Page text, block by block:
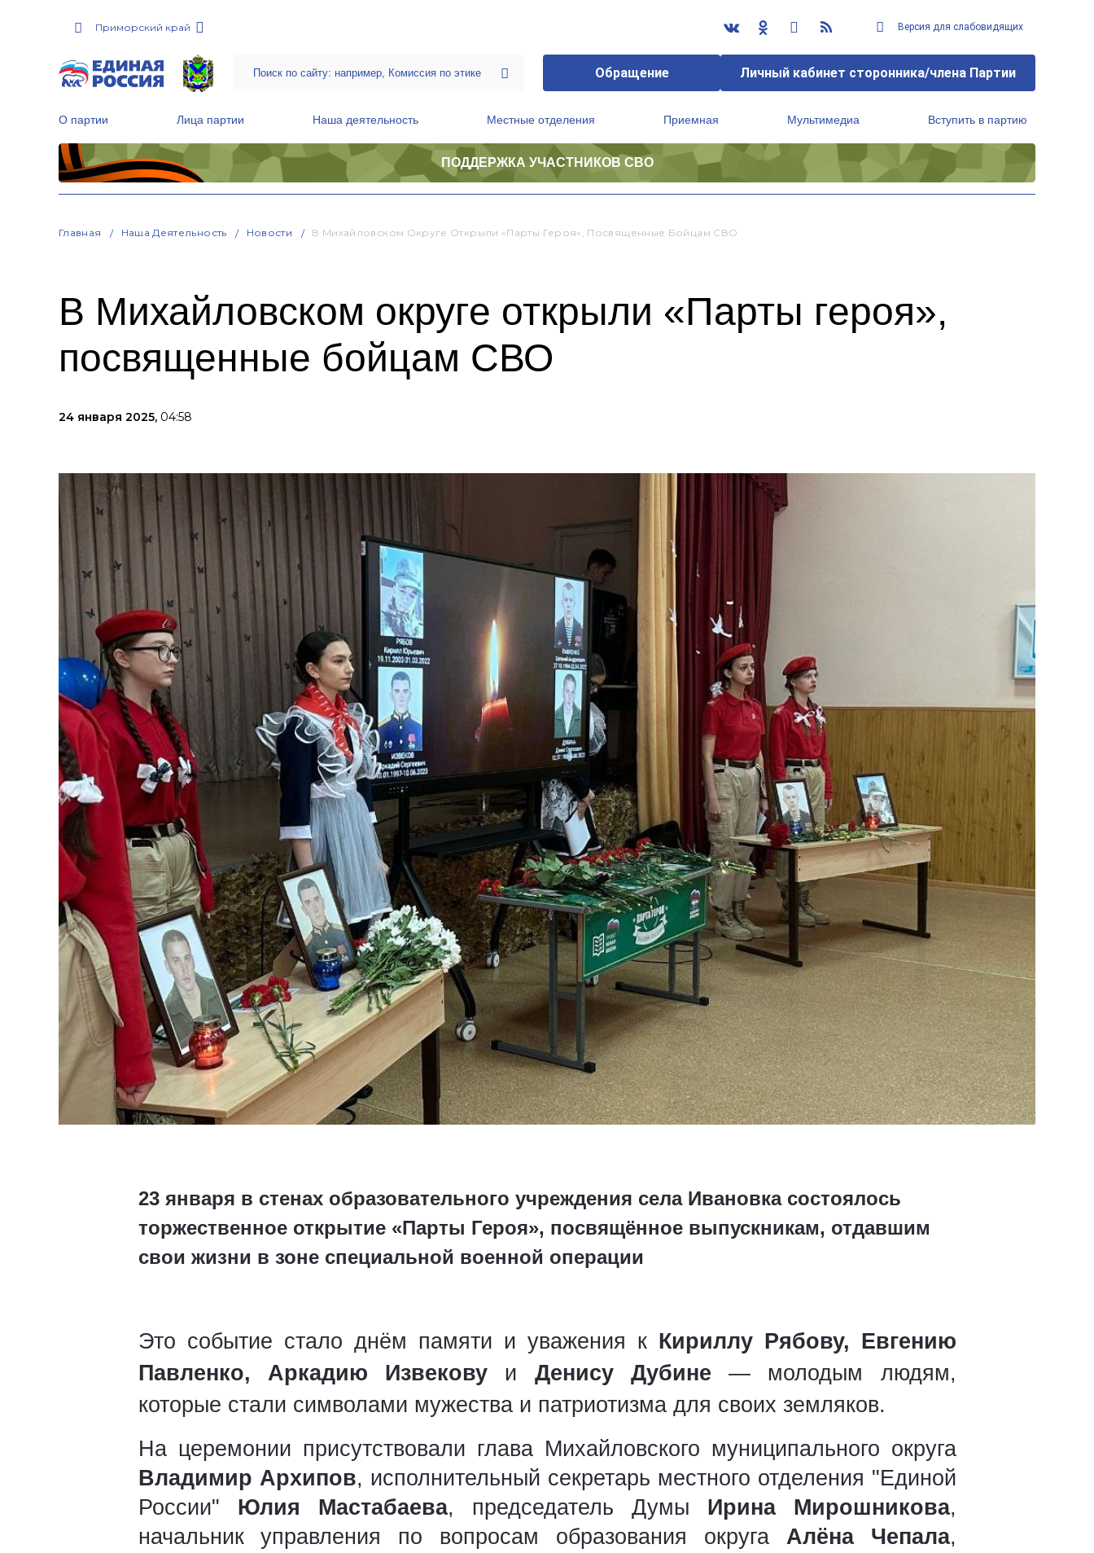
Приморский край Версия для слабовидящих
Обращение Личный кабинет сторонника/члена Партии
О партии Лица партии Наша деятельность Местные отделения Приемная Мультимедиа Вступить в партию
ПОДДЕРЖКА УЧАСТНИКОВ СВО
Главная Наша Деятельность Новости В Михайловском Округе Открыли «Парты Героя», Посвященные Бойцам СВО
В Михайловском округе открыли «Парты героя»,
посвященные бойцам СВО
24 января 2025, 04:58
23 января в стенах образовательного учреждения села Ивановка состоялось
торжественное открытие «Парты Героя», посвящённое выпускникам, отдавшим
свои жизни в зоне специальной военной операции
Это событие стало днём памяти и уважения к Кириллу Рябову, Евгению
Павленко, Аркадию Извекову и Денису Дубине — молодым людям,
которые стали символами мужества и патриотизма для своих земляков.
На церемонии присутствовали глава Михайловского муниципального округа
Владимир Архипов, исполнительный секретарь местного отделения "Единой
России" Юлия Мастабаева, председатель Думы Ирина Мирошникова,
начальник управления по вопросам образования округа Алёна Чепала,